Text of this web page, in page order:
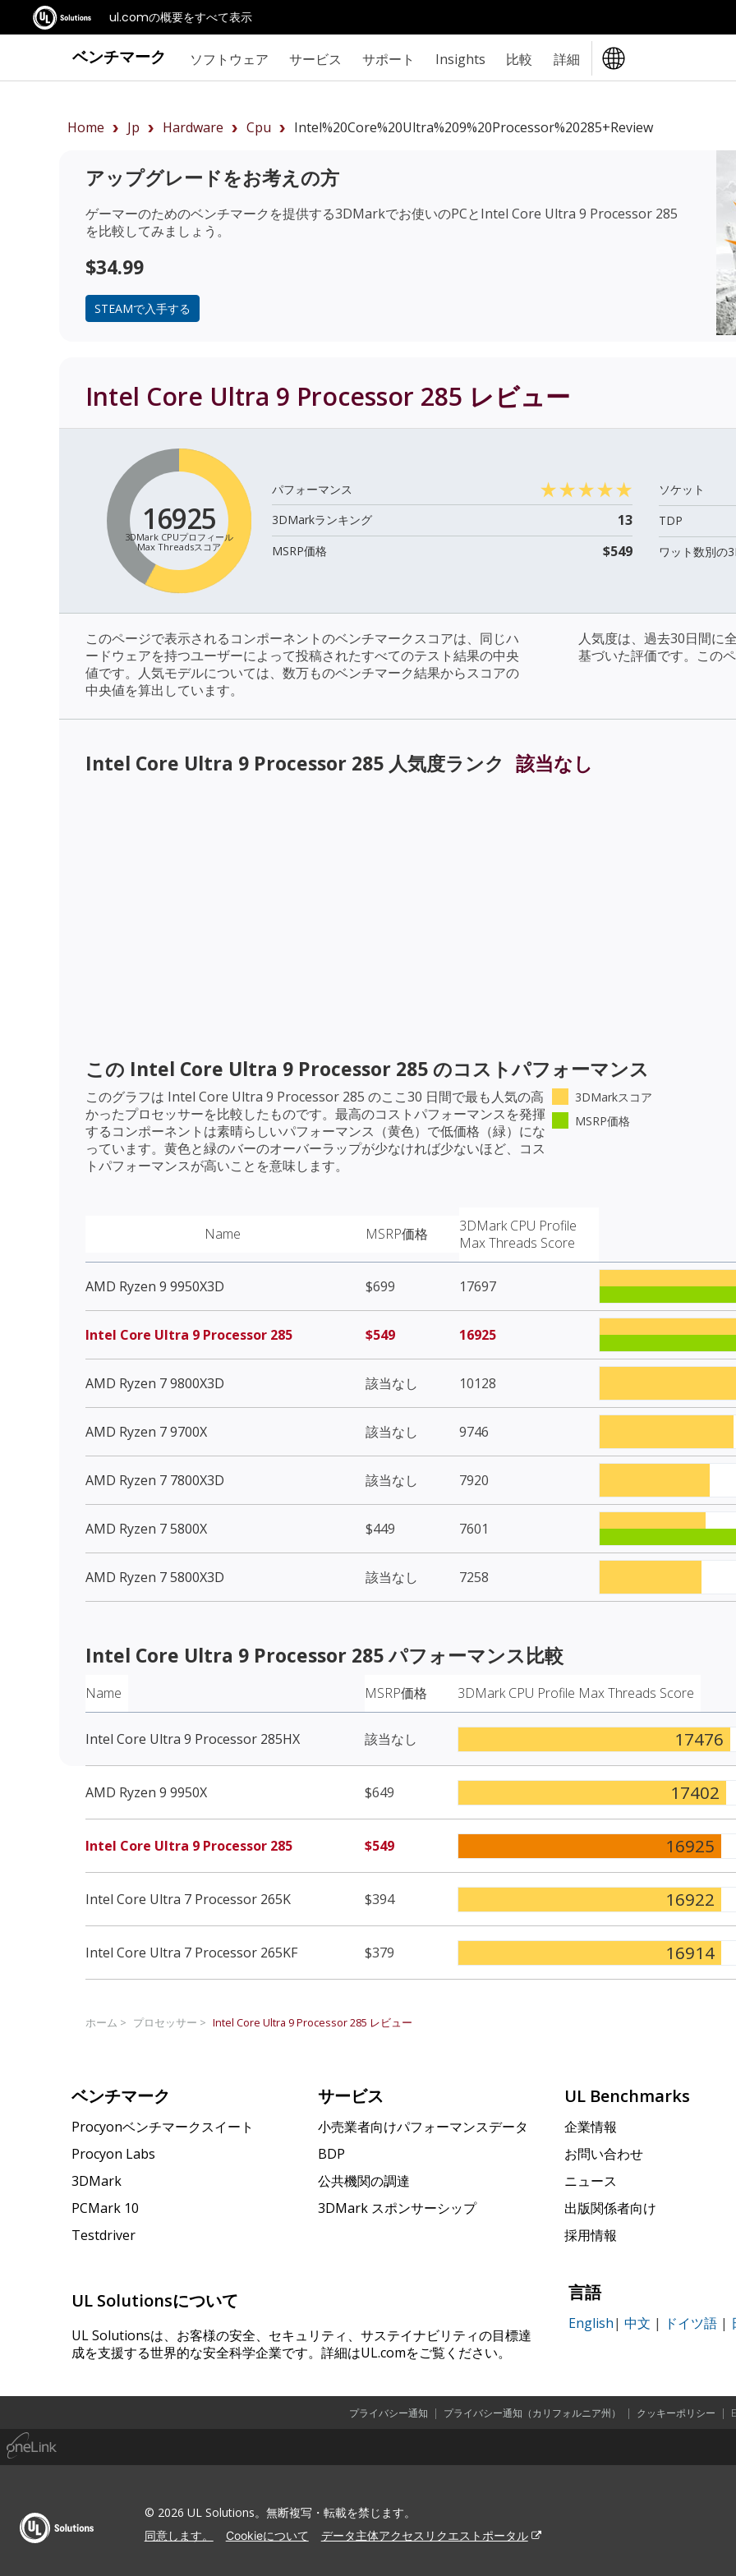
ul.comの概要をすべて表示
ベンチマーク ソフトウェア サービス サポート Insights 比較 詳細
Home Jp Hardware Cpu Intel%20Core%20Ultra%209%20Processor%20285+review
アップグレードをお考えの方
ゲーマーのためのベンチマークを提供する3DMarkでお使いのPCとIntel Core Ultra 9 Processor 285
を比較してみましょう。
$34.99
STEAMで入手する
Intel Core Ultra 9 Processor 285 レビュー
16925
3DMark CPUプロフィール
Max Threadsスコア
パフォーマンス
3DMarkランキング
13
MSRP価格 $549
ソケット
TDP
ワット数別の
このページで表示されるコンポーネントのベンチマークスコアは、同じハ
ードウェアを持つユーザーによって投稿されたすべてのテスト結果の中央
値です。人気モデルについては、数万ものベンチマーク結果からスコアの
中央値を算出しています。
人気度は、過去30日間に
基づいた評価です。この
Intel Core Ultra 9 Processor 285 人気度ランク 該当なし
この Intel Core Ultra 9 Processor 285 のコストパフォーマンス
このグラフは Intel Core Ultra 9 Processor 285 のここ30 日間で最も人気の高
かったプロセッサーを比較したものです。最高のコストパフォーマンスを発揮
するコンポーネントは素晴らしいパフォーマンス（黄色）で低価格（緑）にな
っています。黄色と緑のバーのオーバーラップが少なければ少ないほど、コス
トパフォーマンスが高いことを意味します。
3DMarkスコア
MSRP価格
Name MSRP価格
3DMark CPU Profile
Max Threads Score
AMD Ryzen 9 9950X3D $699 17697
Intel Core Ultra 9 Processor 285 $549 16925
AMD Ryzen 7 9800X3D 該当なし 10128
AMD Ryzen 7 9700X 該当なし 9746
AMD Ryzen 7 7800X3D 該当なし 7920
AMD Ryzen 7 5800X $449 7601
AMD Ryzen 7 5800X3D 該当なし 7258
Intel Core Ultra 9 Processor 285パフォーマンス比較
Name MSRP価格 3DMark CPU Profile Max Threads Score
Intel Core Ultra 9 Processor 285HX 該当なし 17476
AMD Ryzen 9 9950X $649 17402
Intel Core Ultra 9 Processor 285 $549 16925
Intel Core Ultra 7 Processor 265K $394 16922
Intel Core Ultra 7 Processor 265KF $379 16914
ホーム > プロセッサー > Intel Core Ultra 9 Processor 285 レビュー
ベンチマーク
Procyonベンチマークスイート
Procyon Labs
3DMark
PCMark 10
Testdriver
サービス
小売業者向けパフォーマンスデータ
BDP
公共機関の調達
3DMark スポンサーシップ
UL Benchmarks
企業情報
お問い合わせ
ニュース
出版関係者向け
採用情報
UL Solutionsについて
UL Solutionsは、お客様の安全、セキュリティ、サステイナビリティの目標達
成を支援する世界的な安全科学企業です。詳細はUL.comをご覧ください。
言語
English| 中文 | ドイツ語 |
プライバシー通知 | プライバシー通知（カリフォルニア州） | クッキーポリシー |
© 2026 UL Solutions。無断複写・転載を禁じます。
同意します。 Cookieについて データ主体アクセスリクエストポータル